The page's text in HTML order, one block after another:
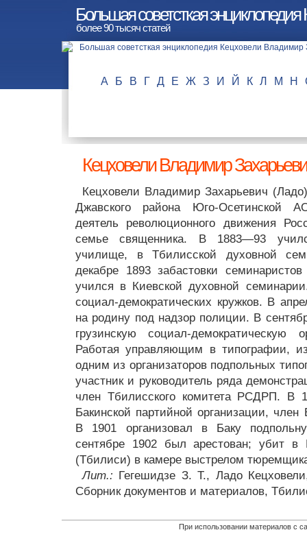
Большая советсткая
более 90 тысяч статей
А Б В Г Д Е Ж З И Й К Л М Н
Кецховели Владимир
Кецховели Владимир Захарьевич
Джавского района Юго-Осетинской
деятель революционного движения
семье священника. В 1883—93
училище, в Тбилисской духовной
декабре 1893 забастовки
учился в Киевской духовной
социал-демократических кружков. В
на родину под надзор полиции. В
грузинскую социал-демократическую
Работая управляющим в типографии,
одним из организаторов подпольных
участник и руководитель ряда
член Тбилисского комитета РСДРП. В
Бакинской партийной организации,
В 1901 организовал в Баку
сентябре 1902 был арестован; убит в
(Тбилиси) в камере выстрелом
Лит.: Гегешидзе З. Т., Ладо
Сборник документов и материалов,
При использовании материалов с